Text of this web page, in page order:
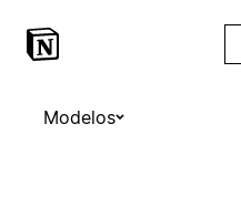
Modelos